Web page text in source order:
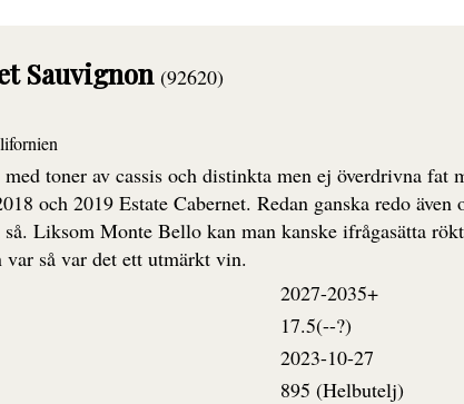
Sauvignon (92620)
toner av cassis och distinkta men ej överdrivna fat
och 2019 Estate Cabernet. Redan ganska redo
Liksom Monte Bello kan man kanske ifrågasätta
var så var det ett utmärkt vin.
2027-2035+
17.5(--?)
2023-10-27
895 (Helbutelj)